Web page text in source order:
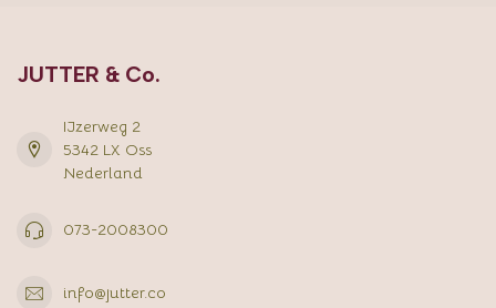
JUTTER & Co.
IJzerweg 2
5342 LX Oss
Nederland
073-2008300
info@jutter.co